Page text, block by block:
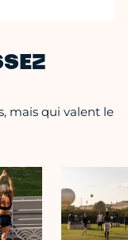
mais qui valent le